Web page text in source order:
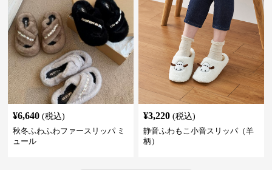
¥6,640 (税込)
秋冬ふわふわファースリッパ ミ
ュール
¥3,220 (税込)
静音ふわもこ小音スリッパ（羊
柄）